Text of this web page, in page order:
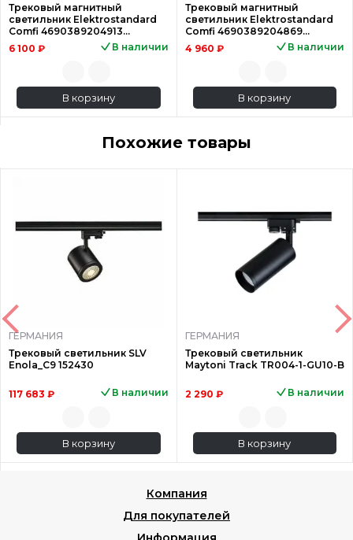
Трековый магнитный
светильник Elektrostandard
Comfi 4690389204913
85190/01 a066518
6 100 ₽ В наличии
В корзину
Трековый магнитный
светильник Elektrostandard
Comfi 4690389204869
85189/01 a066517
4 960 ₽ В наличии
В корзину
Похожие товары
ГЕРМАНИЯ
Трековый светильник SLV
Enola_C9 152430
117 683 ₽ В наличии
В корзину
ГЕРМАНИЯ
Трековый светильник
Maytoni Track TR004-1-GU10-B
2 290 ₽ В наличии
В корзину
Компания
Для покупателей